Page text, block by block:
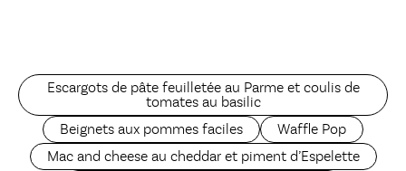
Escargots de pâte feuilletée au Parme et coulis de
tomates au basilic
Beignets aux pommes faciles
Waffle Pop
Mac and cheese au cheddar et piment d’Espelette